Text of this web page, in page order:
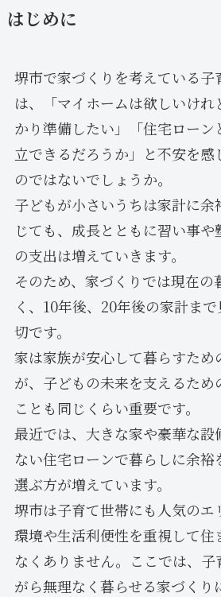
はじめに
堺市で家づくりを考えている子
は、「マイホームは欲しいけれ
かり準備したい」「住宅ローン
立できるだろうか」と不安を感
のではないでしょうか。
子どもが小さいうちは家計に余
じても、成長とともに習い事
の支出は増えていきます。
そのため、家づくりでは現在の
く、10年後、20年後の家計ま
切です。
家は家族が安心して暮らすため
が、子どもの未来を支えるため
ことも同じくらい重要です。
最近では、大きな家や豪華な設
ない住宅ローンで暮らしに余裕
選ぶ方が増えています。
堺市は子育て世帯にも人気のエ
環境や生活利便性を重視して住
なくありません。ここでは、子
がら無理なく暮らせる家づくり